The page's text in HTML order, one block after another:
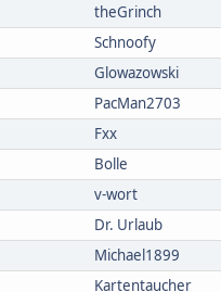
theGrinch
Schnoofy
Glowazowski
PacMan2703
Fxx
Bolle
v-wort
Dr. Urlaub
Michael1899
Kartentaucher